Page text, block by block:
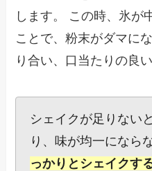
します。 この時、氷が
ことで、粉末がダマに
り合い、口当たりの良
シェイクが足りない
り、味が均一になら
っかりとシェイクす